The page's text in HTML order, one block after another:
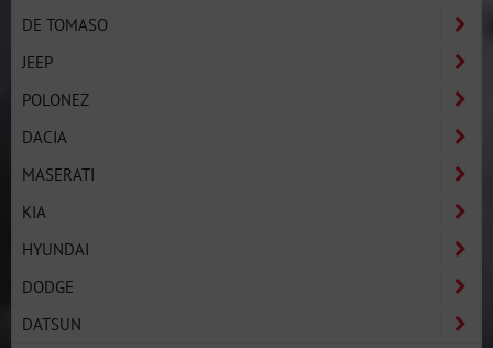
DE TOMASO
JEEP
POLONEZ
DACIA
MASERATI
KIA
HYUNDAI
DODGE
DATSUN